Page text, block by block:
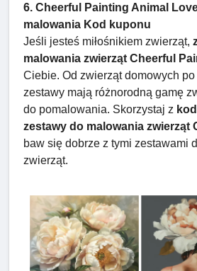
6. Cheerful Painting Animal
malowania Kod kuponu
Jeśli jesteś miłośnikiem zwierząt,
malowania zwierząt Cheerful
Ciebie. Od zwierząt domowych
zestawy mają różnorodną gamę
do pomalowania. Skorzystaj z
zestawy do malowania zwierząt
baw się dobrze z tymi zestawami
zwierząt.